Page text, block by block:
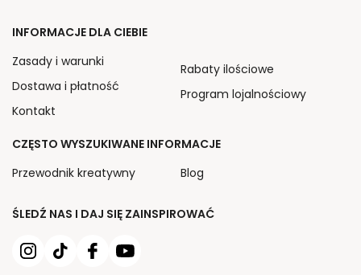
ŚLEDŹ NAS I DAJ SIĘ ZAINSPIROWAĆ
INFORMACJE DLA CIEBIE
Zasady i warunki
Dostawa i płatność
Kontakt
Rabaty ilościowe
Program lojalnościowy
CZĘSTO WYSZUKIWANE INFORMACJE
Przewodnik kreatywny
Blog